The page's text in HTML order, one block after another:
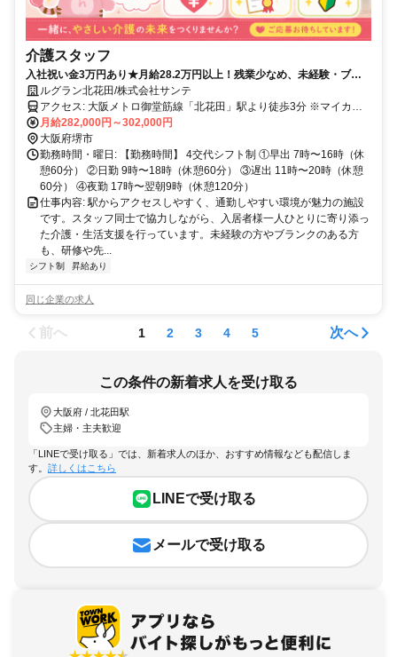
介護スタッフ
入社祝い金3万円あり★月給28.2万円以上！残業少なめ、未経験・ブラ
ンク歓迎！駅近徒歩圏内◎
ルグラン北花田/株式会社サンテ
アクセス: 大阪メトロ御堂筋線「北花田」駅より徒歩3分 ※マイカー
通勤可（無料駐車場完備） 【近隣エリアから通勤便利】 北花田町・
東浅香山町・奥本町・新堀町・常磐町・南花田町・船堂町・宮本町な
ど、堺市・松原市の幅広いエリアから通勤しやすい勤務地です。
月給282,000円～302,000円
大阪府堺市
勤務時間・曜日: 【勤務時間】 4交代シフト制 ①早出 7時〜16時（休
憩60分） ②日勤 9時〜18時（休憩60分） ③遅出 11時〜20時（休憩
60分） ④夜勤 17時〜翌朝9時（休憩120分）
仕事内容: 駅からアクセスしやすく、通勤しやすい環境が魅力の施設
です。スタッフ同士で協力しながら、入居者様一人ひとりに寄り添っ
た介護・生活支援を行っています。未経験の方やブランクのある方
も、研修や先...
シフト制 昇給あり
同じ企業の求人
前へ 1 2 3 4 5 次へ
この条件の新着求人を受け取る
大阪府 / 北花田駅
主婦・主夫歓迎
「LINEで受け取る」では、新着求人のほか、おすすめ情報なども配信しま
す。 詳しくはこちら
LINEで受け取る
メールで受け取る